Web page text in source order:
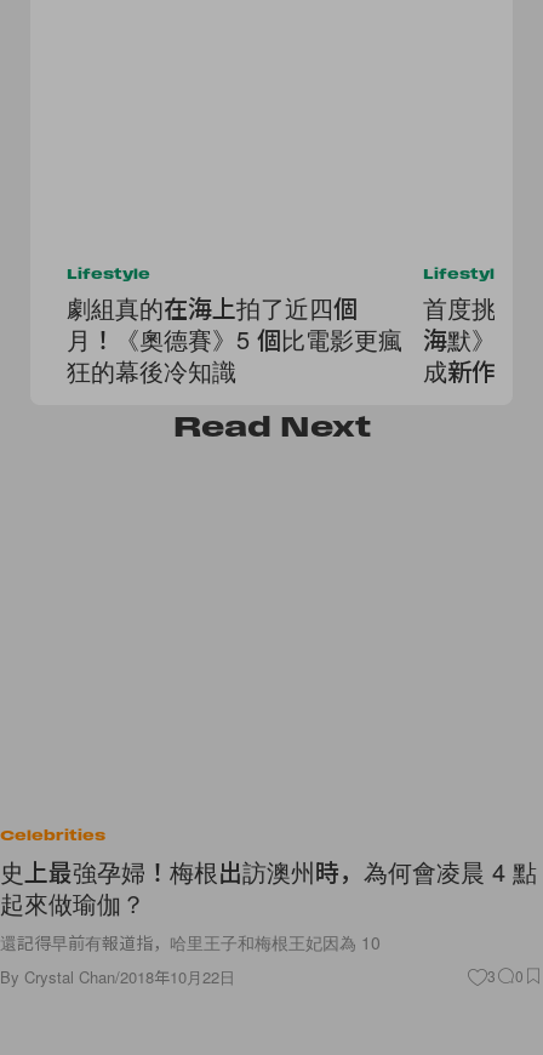
Lifestyle
劇組真的在海上拍了近四個
月！《奧德賽》5 個比電影更瘋
狂的幕後冷知識
Lifestyle
首度挑戰
海默》後
成新作《
Read Next
Celebrities
史上最強孕婦！梅根出訪澳州時，為何會凌晨 4 點
起來做瑜伽？
還記得早前有報道指，哈里王子和梅根王妃因為 10
By Crystal Chan/2018年10月22日 3 0